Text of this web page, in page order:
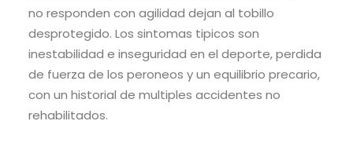
no responden con agilidad dejan al tobillo
desprotegido. Los sintomas tipicos son
inestabilidad e inseguridad en el deporte, perdida
de fuerza de los peroneos y un equilibrio precario,
con un historial de multiples accidentes no
rehabilitados.